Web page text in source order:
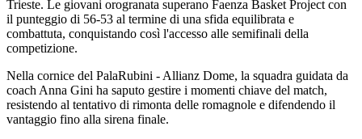
Trieste. Le giovani orogranata superano Faenza Basket Project con
il punteggio di 56-53 al termine di una sfida equilibrata e
combattuta, conquistando così l'accesso alle semifinali della
competizione.
Nella cornice del PalaRubini - Allianz Dome, la squadra guidata da
coach Anna Gini ha saputo gestire i momenti chiave del match,
resistendo al tentativo di rimonta delle romagnole e difendendo il
vantaggio fino alla sirena finale.